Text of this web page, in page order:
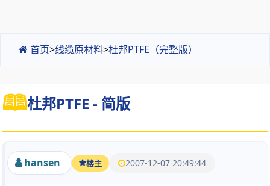
首页>线缆原材料>杜邦PTFE（完整版）
杜邦PTFE - 简版
hansen 楼主 2007-12-07 20:49:44